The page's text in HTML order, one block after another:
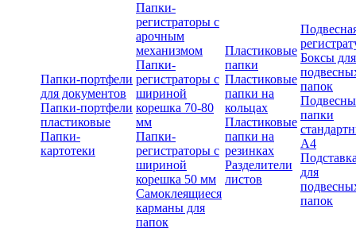
Папки-портфели
для документов
Папки-портфели
пластиковые
Папки-
картотеки
Папки-
регистраторы с
арочным
механизмом
Папки-
регистраторы с
шириной
корешка 70-80
мм
Папки-
регистраторы с
шириной
корешка 50 мм
Самоклеящиеся
карманы для
папок
Пластиковые
папки
Пластиковые
папки на
кольцах
Пластиковые
папки на
резинках
Разделители
листов
Боксы для
папок
папки
А4
для
папок